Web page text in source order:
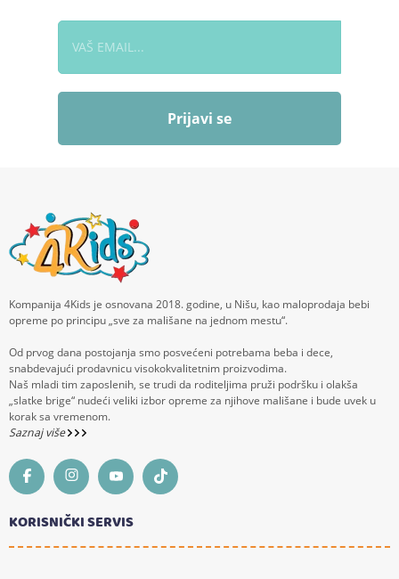
Prijavi se
Kompanija 4Kids je osnovana 2018. godine, u Nišu, kao maloprodaja bebi
opreme po principu „sve za mališane na jednom mestu“.
Od prvog dana postojanja smo posvećeni potrebama beba i dece,
snabdevajući prodavnicu visokokvalitetnim proizvodima.
Naš mladi tim zaposlenih, se trudi da roditeljima pruži podršku i olakša
„slatke brige“ nudeći veliki izbor opreme za njihove mališane i bude uvek u
korak sa vremenom.
Saznaj više
KORISNIČKI SERVIS